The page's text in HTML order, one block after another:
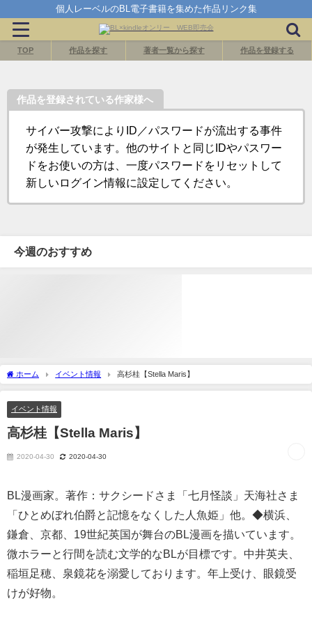
個人レーベルのBL電子書籍を集めた作品リンク集
TOP 作品を探す 著者一覧から探す 作品を登録する
作品を登録されている作家様へ
サイバー攻撃によりID／パスワードが流出する事件
が発生しています。他のサイトと同じIDやパスワー
ドをお使いの方は、一度パスワードをリセットして
新しいログイン情報に設定してください。
今週のおすすめ
ホーム イベント情報 高杉桂【Stella Maris】
イベント情報
高杉桂【Stella Maris】
2020-04-30 2020-04-30
BL漫画家。著作：サクシードさま「七月怪談」天海社さま
「ひとめぼれ伯爵と記憶をなくした人魚姫」他。◆横浜、
鎌倉、京都、19世紀英国が舞台のBL漫画を描いています。
微ホラーと行間を読む文学的なBLが目標です。中井英夫、
稲垣足穂、泉鏡花を溺愛しております。年上受け、眼鏡受
けが好物。